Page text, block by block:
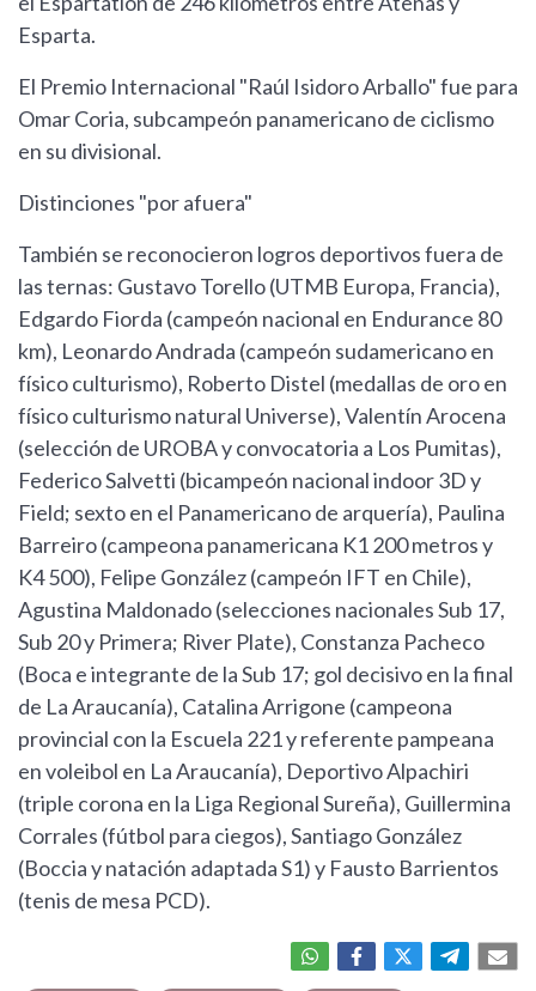
Esparta.
El Premio Internacional "Raúl Isidoro Arballo" fue para
Omar Coria, subcampeón panamericano de ciclismo
en su divisional.
Distinciones "por afuera"
También se reconocieron logros deportivos fuera de
las ternas: Gustavo Torello (UTMB Europa, Francia),
Edgardo Fiorda (campeón nacional en Endurance 80
km), Leonardo Andrada (campeón sudamericano en
físico culturismo), Roberto Distel (medallas de oro en
físico culturismo natural Universe), Valentín Arocena
(selección de UROBA y convocatoria a Los Pumitas),
Federico Salvetti (bicampeón nacional indoor 3D y
Field; sexto en el Panamericano de arquería), Paulina
Barreiro (campeona panamericana K1 200 metros y
K4 500), Felipe González (campeón IFT en Chile),
Agustina Maldonado (selecciones nacionales Sub 17,
Sub 20 y Primera; River Plate), Constanza Pacheco
(Boca e integrante de la Sub 17; gol decisivo en la final
de La Araucanía), Catalina Arrigone (campeona
provincial con la Escuela 221 y referente pampeana
en voleibol en La Araucanía), Deportivo Alpachiri
(triple corona en la Liga Regional Sureña), Guillermina
Corrales (fútbol para ciegos), Santiago González
(Boccia y natación adaptada S1) y Fausto Barrientos
(tenis de mesa PCD).